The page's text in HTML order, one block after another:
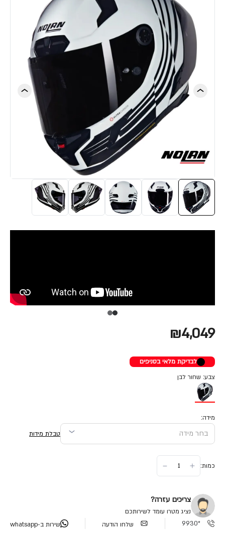
₪4,049
לבדיקת מלאי בסניפים
צבע: שחור לבן
מידה:
טבלת מידות
כמות:
צריכים עזרה?
נציג מטרו עומד לשירותכם
*9930
שלחו הודעה שירות ב-whatsapp